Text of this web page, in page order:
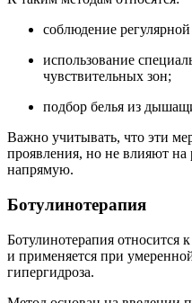
соблюдение
использование
чувствительных зон;
подбор белья из
Важно учитывать, что эти
проявления, но не влияют на
напрямую.
Ботулинотерапия
Ботулинотерапия относится
и применяется при
гипергидроза.